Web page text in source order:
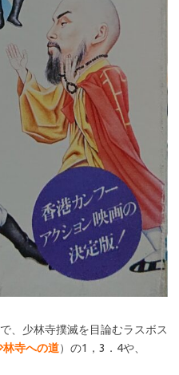
、少林寺撲滅を目論むラスボス
林寺への道）の1，3．4や、